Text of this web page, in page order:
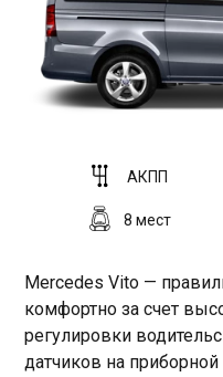
АКПП
8 мест
Mercedes Vito —
комфортно за счет
регулировки
датчиков на